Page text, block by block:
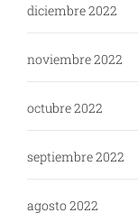
diciembre 2022
noviembre 2022
octubre 2022
septiembre 2022
agosto 2022